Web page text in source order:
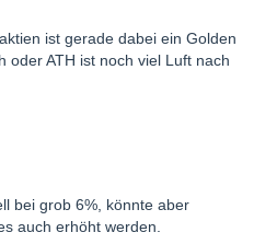
ist gerade dabei ein Golden
oder ATH ist noch viel Luft nach
bei grob 6%, könnte aber
auch erhöht werden.